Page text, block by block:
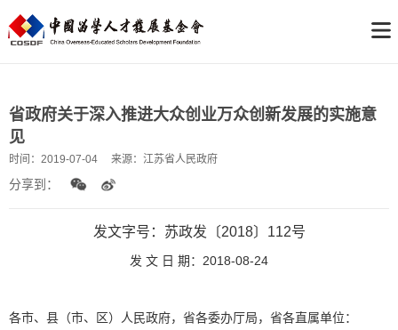
省政府关于深入推进大众创业万众创新发展的实施意
见
时间： 2019-07-04 来源： 江苏省人民政府
分享到：
发文字号：苏政发〔2018〕112号
发 文 日 期：2018-08-24
各市、县（市、区）人民政府，省各委办厅局，省各直属单位：